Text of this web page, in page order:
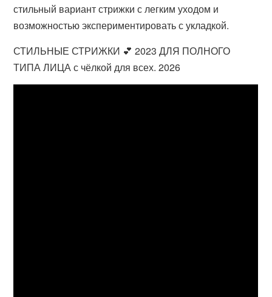
стильный вариант стрижки с легким уходом и
возможностью экспериментировать с укладкой.
СТИЛЬНЫЕ СТРИЖКИ 💕 2023 ДЛЯ ПОЛНОГО
ТИПА ЛИЦА с чёлкой для всех. 2026